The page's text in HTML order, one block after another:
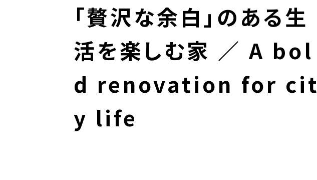
「贅沢な余白」のある生
活を楽しむ家 ／ A bol
d renovation for cit
y life